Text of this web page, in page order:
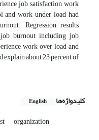
job satisfaction, work
and work under load had
Regression results
burnout including job
work over load and
about 23 percent of
کلیدواژه‌ها English
organization